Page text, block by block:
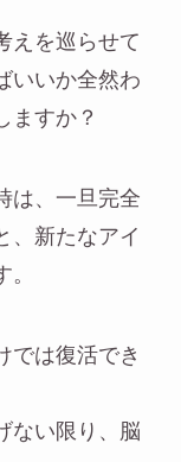
えを巡らせて
いいか全然わ
ますか？
は、一旦完全
、新たなアイ
では復活でき
ない限り、脳